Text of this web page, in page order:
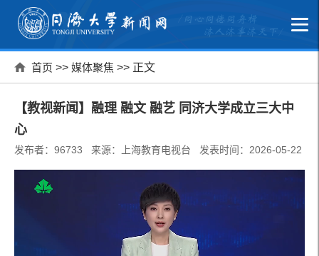
首页 >> 媒体聚焦 >> 正文
【教视新闻】融理 融文 融艺 同济大学成立三大中
心
发布者：96733 来源：上海教育电视台 发表时间：2026-05-22